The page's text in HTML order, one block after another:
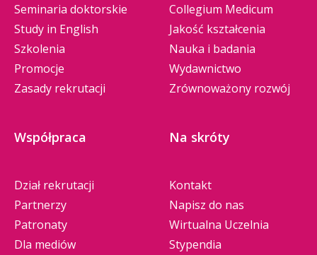
Seminaria doktorskie
Study in English
Szkolenia
Promocje
Zasady rekrutacji
Collegium Medicum
Jakość kształcenia
Nauka i badania
Wydawnictwo
Zrównoważony rozwój
Współpraca
Dział rekrutacji
Partnerzy
Patronaty
Dla mediów
Na skróty
Kontakt
Napisz do nas
Wirtualna Uczelnia
Stypendia